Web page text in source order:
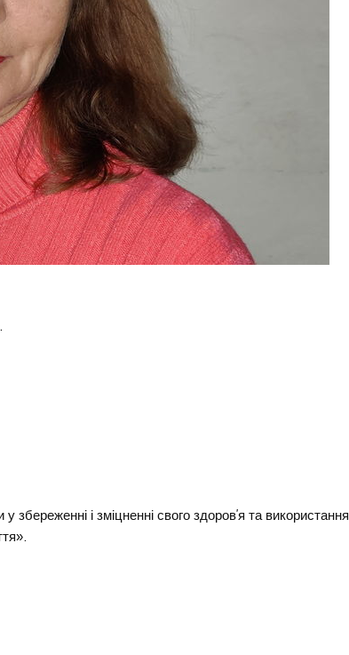
збереженні і зміцненні свого здоров’я та використання